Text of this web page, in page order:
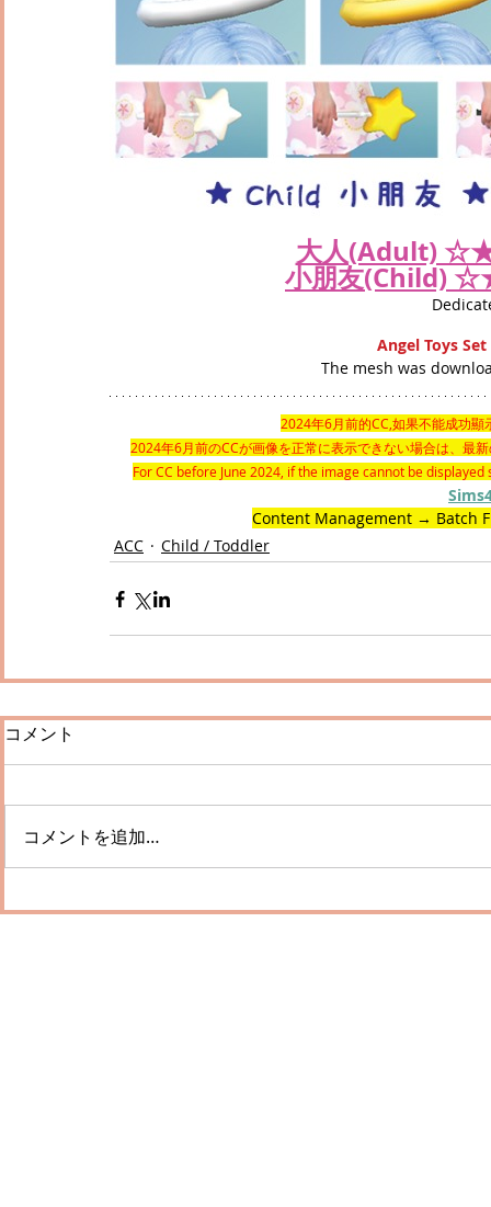
大人(Adult)
小朋友
Angel Toys
The mesh was
2024年6月前的CC,如果不能成功
2024年6月前のCCが画像を正常に表示できない場合は、最
For CC before June 2024, if the image cannot be
Content Management → Batch
ACC
Child / Toddler
コメント
コメントを追加…